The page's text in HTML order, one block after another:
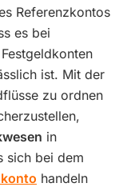
Referenzkontos
es bei
ist. Mit der
zu ordnen
in
sich bei dem
handeln